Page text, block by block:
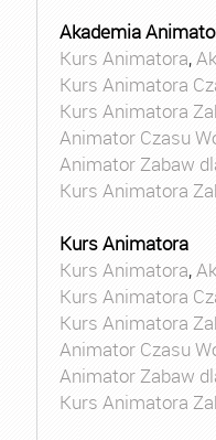
Akademia
Kurs Animatora,
Kurs Animatora
Kurs Animatora
Animator Czasu
Animator Zabaw
Kurs Animatora
Kurs Animatora
Kurs Animatora,
Kurs Animatora
Kurs Animatora
Animator Czasu
Animator Zabaw
Kurs Animatora